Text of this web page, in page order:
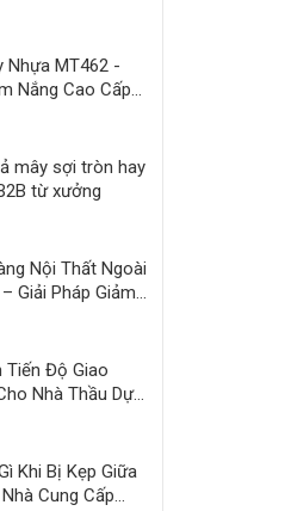
Nhựa MT462 -
Nắng Cao Cấp
mây sợi tròn hay
từ xưởng
Nội Thất Ngoài
Giải Pháp Giảm
Tiến Độ Giao
Nhà Thầu Dự
Khi Bị Kẹp Giữa
Cung Cấp